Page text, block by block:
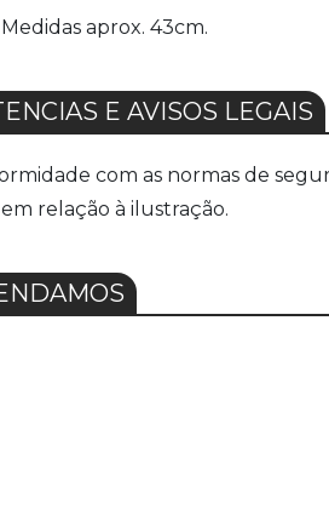
aprox. 43cm.
E AVISOS LEGAIS
com as normas de
relação à ilustração.